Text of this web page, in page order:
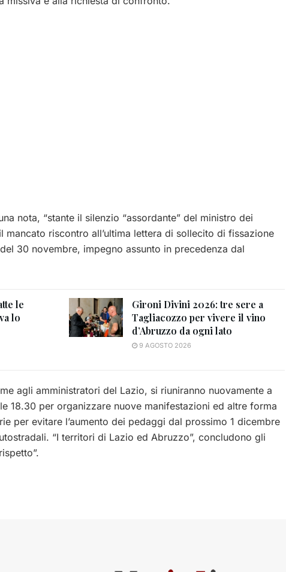
nota, “stante il silenzio “assordante” del ministro dei
mancato riscontro all’ultima lettera di sollecito di fissazione
30 novembre, impegno assunto in precedenza dal
le
lo
Gironi Divini 2026: tre sere a
Tagliacozzo per vivere il vino
d’Abruzzo da ogni lato
9 AGOSTO 2026
agli amministratori del Lazio, si riuniranno nuovamente a
18.30 per organizzare nuove manifestazioni ed altre forma
per evitare l’aumento dei pedaggi dal prossimo 1 dicembre
“I territori di Lazio ed Abruzzo”, concludono gli